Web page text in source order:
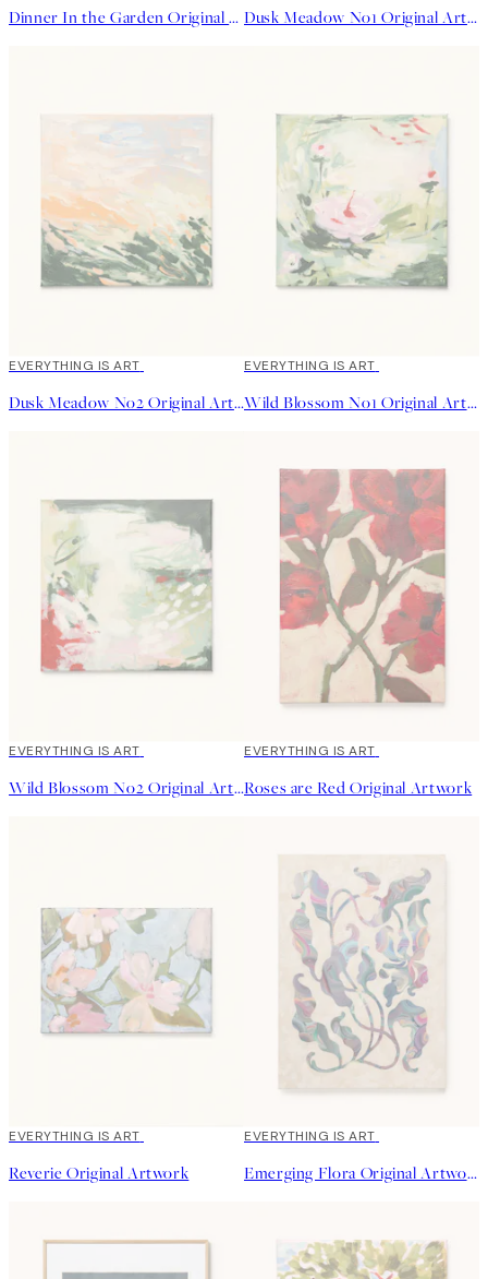
Dinner In the Garden Original Artwork Dusk Meadow No1 Original Artwork
EVERYTHING IS ART
Dusk Meadow No2 Original Artwork
EVERYTHING IS ART
Wild Blossom No1 Original Artwork
EVERYTHING IS ART
Wild Blossom No2 Original Artwork
EVERYTHING IS ART
Roses are Red Original Artwork
EVERYTHING IS ART
Reverie Original Artwork
EVERYTHING IS ART
Emerging Flora Original Artwork